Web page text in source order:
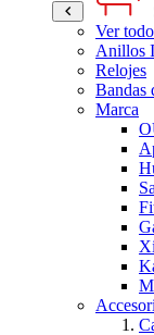
Ver
Anillos
Relojes
Bandas
Marca